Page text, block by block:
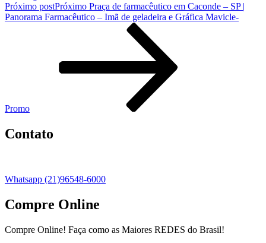
Próximo postPróximo Praça de farmacêutico em Caconde – SP |
Panorama Farmacêutico – Imã de geladeira e Gráfica Mavicle-
Promo
Contato
Whatsapp (21)96548-6000
Compre Online
Compre Online! Faça como as Maiores REDES do Brasil!